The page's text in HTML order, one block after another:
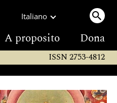
Italiano
A proposito Dona
ISSN 2753-4812